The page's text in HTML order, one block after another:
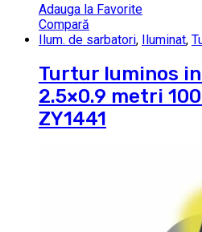
Adauga la Favorite
Compară
Ilum. de sarbatori, Iluminat,
Turtur luminos
2.5×0.9 metri
ZY1441